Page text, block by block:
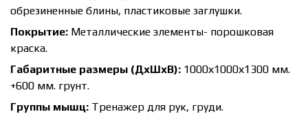
обрезиненные блины, пластиковые заглушки.
Покрытие: Металлические элементы- порошковая
краска.
Габаритные размеры (ДхШхВ): 1000х1000х1300 мм.
+600 мм. грунт.
Группы мышц: Тренажер для рук, груди.